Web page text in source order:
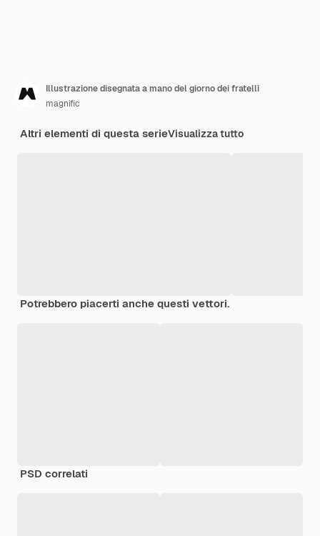
Illustrazione disegnata a mano del giorno dei fratelli
magnific
Altri elementi di questa serieVisualizza tutto
Potrebbero piacerti anche questi vettori.
PSD correlati